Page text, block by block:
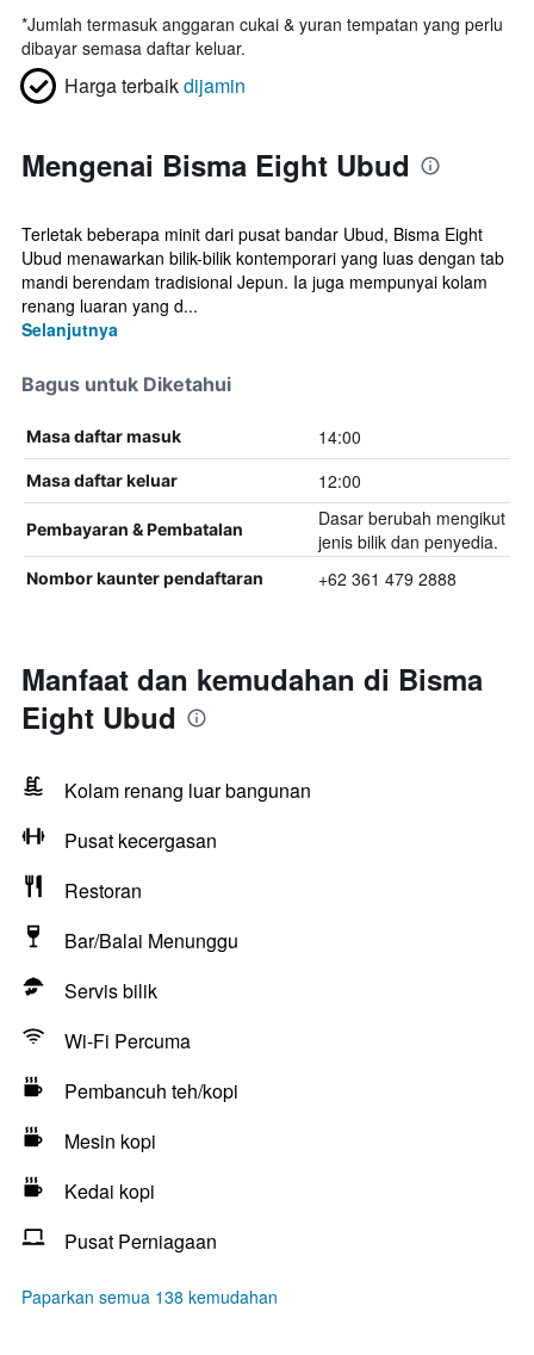
*Jumlah termasuk anggaran cukai & yuran tempatan yang perlu
dibayar semasa daftar keluar.
Harga terbaikdijamin
Mengenai Bisma Eight Ubud
Terletak beberapa minit dari pusat bandar Ubud, Bisma Eight
Ubud menawarkan bilik-bilik kontemporari yang luas dengan tab
mandi berendam tradisional Jepun. Ia juga mempunyai kolam
renang luaran yang d...
Selanjutnya
Bagus untuk Diketahui
Masa daftar masuk 14:00
Masa daftar keluar 12:00
Pembayaran & Pembatalan
Dasar berubah mengikut
jenis bilik dan penyedia.
Nombor kaunter pendaftaran +62 361 479 2888
Manfaat dan kemudahan di Bisma
Eight Ubud
Kolam renang luar bangunan
Pusat kecergasan
Restoran
Bar/Balai Menunggu
Servis bilik
Wi-Fi Percuma
Pembancuh teh/kopi
Mesin kopi
Kedai kopi
Pusat Perniagaan
Paparkan semua 138 kemudahan